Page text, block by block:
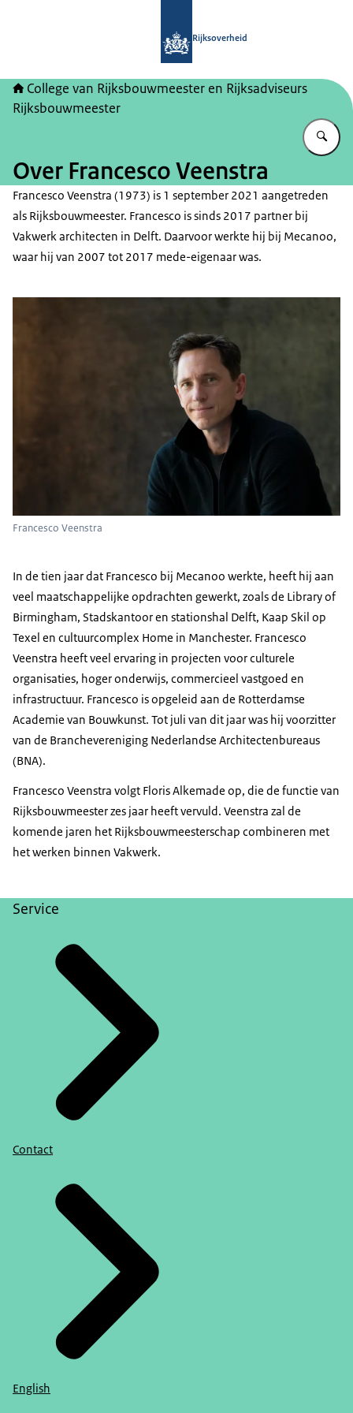
Rijksoverheid
College van Rijksbouwmeester en Rijksadviseurs
Rijksbouwmeester
Over Francesco Veenstra
Francesco Veenstra (1973) is 1 september 2021 aangetreden
als Rijksbouwmeester. Francesco is sinds 2017 partner bij
Vakwerk architecten in Delft. Daarvoor werkte hij bij Mecanoo,
waar hij van 2007 tot 2017 mede-eigenaar was.
Francesco Veenstra
In de tien jaar dat Francesco bij Mecanoo werkte, heeft hij aan
veel maatschappelijke opdrachten gewerkt, zoals de Library of
Birmingham, Stadskantoor en stationshal Delft, Kaap Skil op
Texel en cultuurcomplex Home in Manchester. Francesco
Veenstra heeft veel ervaring in projecten voor culturele
organisaties, hoger onderwijs, commercieel vastgoed en
infrastructuur. Francesco is opgeleid aan de Rotterdamse
Academie van Bouwkunst. Tot juli van dit jaar was hij voorzitter
van de Branchevereniging Nederlandse Architectenbureaus
(BNA).
Francesco Veenstra volgt Floris Alkemade op, die de functie van
Rijksbouwmeester zes jaar heeft vervuld. Veenstra zal de
komende jaren het Rijksbouwmeesterschap combineren met
het werken binnen Vakwerk.
Service
Contact
English